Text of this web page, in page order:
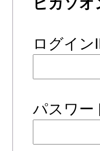
ログイン
パスワー